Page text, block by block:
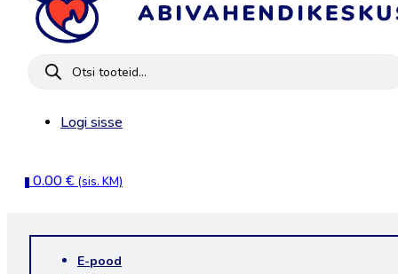
Products
search
Logi sisse
0 0.00€ (sis. KM)
E-pood